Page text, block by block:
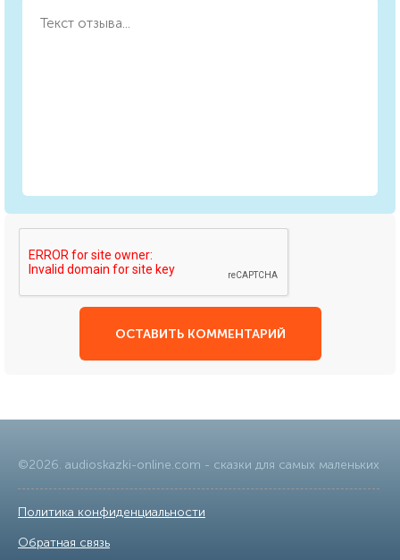
ОСТАВИТЬ КОММЕНТАРИЙ
©2026. audioskazki-online.com - сказки для самых маленьких
Политика конфиденциальности
Обратная связь